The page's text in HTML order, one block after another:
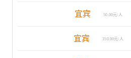
宜宾 50.00元/人
宜宾 350.00元/人